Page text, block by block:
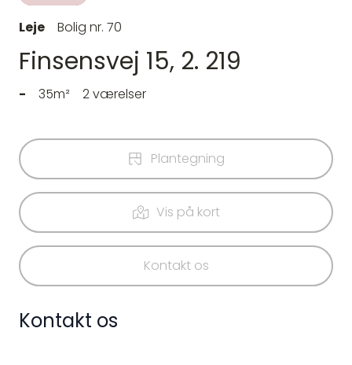
Leje Bolig nr. 70
Finsensvej 15, 2. 219
- 35m² 2 værelser
Plantegning
Vis på kort
Kontakt os
Kontakt os